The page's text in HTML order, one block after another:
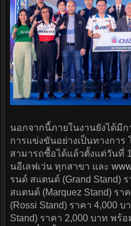
นอกจากนี้ภายในงานยังได้มีก
การแข่งขันอย่างเป็นทางกา
สามารถซื้อได้แล้วตั้งแต่วันที่
นอีเลฟเว่น ทุกสาขา และ
รนด์ สแตนด์ (Grand Stand)
สแตนด์ (Marquez Stand) ร
(Rossi Stand) ราคา 4,000
Stand) ราคา 2,000 บาท พร้